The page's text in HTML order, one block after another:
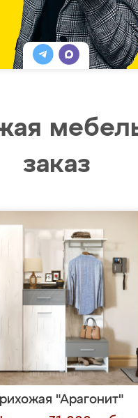
заказ
"Арагонит"